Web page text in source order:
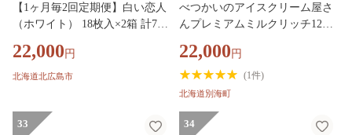
【1ヶ月毎2回定期便】白い恋人
（ホワイト） 18枚入×2箱 計72
キー チョコ ホワイトチョコ ラ
ングドシャ 個包装 ギフト お土
22,000 円
北海道北広島市
べつかいのアイスクリーム屋さ
んプレミアムミルクリッチ12個
道産アイス アイス アイススイ
ーツ アイスクリーム 北海道産
アイスクリーム 道産アイス 道
せ 詰め合わせ ふるさと納税 ）
22,000 円
(1件)
北海道別海町
33 34